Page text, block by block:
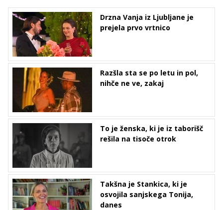
Drzna Vanja iz Ljubljane je
prejela prvo vrtnico
Razšla sta se po letu in pol,
nihče ne ve, zakaj
To je ženska, ki je iz taborišč
rešila na tisoče otrok
Takšna je Stankica, ki je
osvojila sanjskega Tonija,
danes